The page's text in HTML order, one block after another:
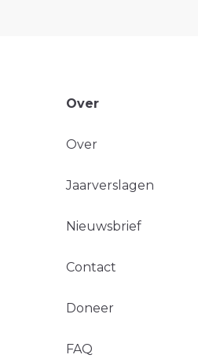
Over
Over
Jaarverslagen
Nieuwsbrief
Contact
Doneer
FAQ